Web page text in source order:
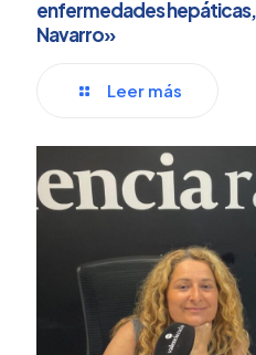
enfermedades hepáticas,
Navarro»
Leer más